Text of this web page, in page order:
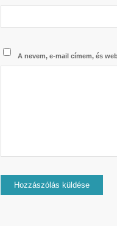
A nevem, e-mail címem, és